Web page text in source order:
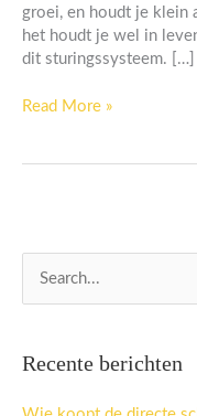
groei, en houdt je klein
het houdt je wel in
dit sturingssysteem. […]
Read More »
Recente berichten